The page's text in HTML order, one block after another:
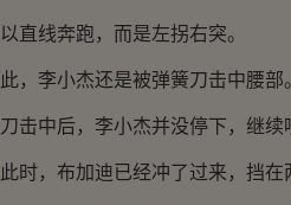
直线奔跑，而是左拐右突。
李小杰还是被弹簧刀击中腰部
中后，李小杰并没停下，继续
，布加迪已经冲了过来，挡在